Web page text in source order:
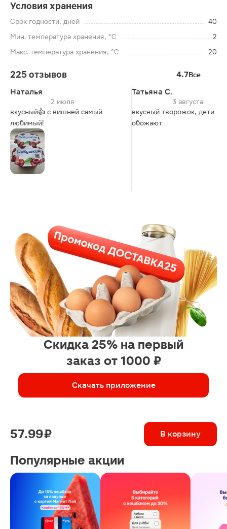
Условия хранения
Срок годности, дней
40
Мин. температура хранения, °C
2
Макс. температура хранения, °C
20
225 отзывов 4.7Все
Наталья
2 июля
вкусный👍 с вишней самый
любимый!
Татьяна С.
3 августа
вкусный творожок, дети
обожают
Скидка 25% на первый
заказ от 1000 ₽
Скачать приложение
57.99 ₽ В корзину
Популярные акции